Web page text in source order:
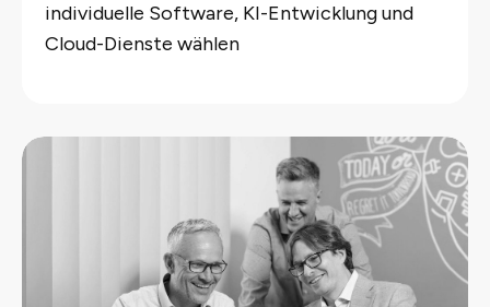
individuelle Software, KI-Entwicklung und
Cloud-Dienste wählen